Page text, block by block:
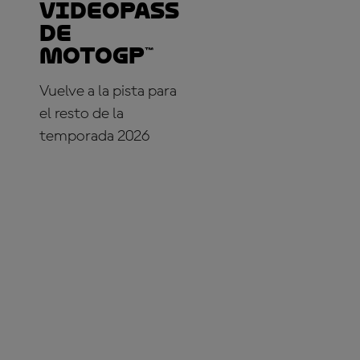
VideoPass
de
MotoGP™
Vuelve a la pista para
el resto de la
temporada 2026